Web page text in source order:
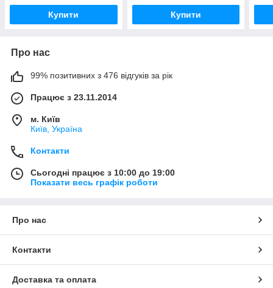
Купити Купити
Про нас
99% позитивних з 476 відгуків за рік
Працює з 23.11.2014
м. Київ
Київ, Україна
Контакти
Сьогодні працює з 10:00 до 19:00
Показати весь графік роботи
Про нас
Контакти
Доставка та оплата